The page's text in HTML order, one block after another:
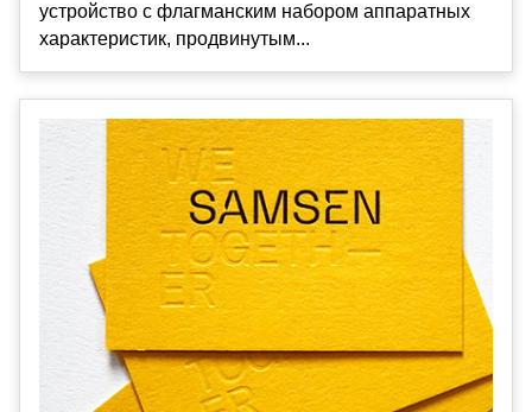
устройство с флагманским набором аппаратных
характеристик, продвинутым...